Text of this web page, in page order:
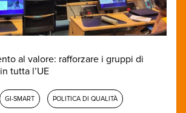
al valore: rafforzare i gruppi di
tutta l’UE
GI-SMART POLITICA DI QUALITÀ